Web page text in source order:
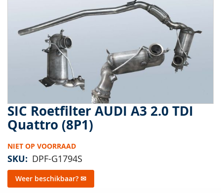
SIC Roetfilter AUDI A3 2.0 TDI
Quattro (8P1)
NIET OP VOORRAAD
SKU DPF-G1794S
Weer beschikbaar? ✉
afbeeldingen-
gallerij
Ga
naar
het
van
de
gallerij